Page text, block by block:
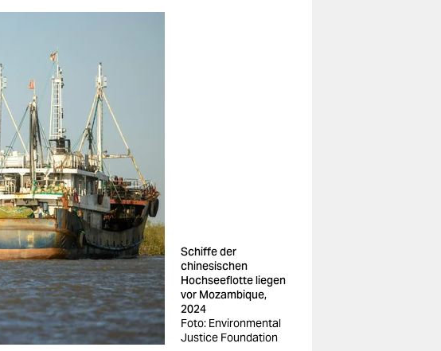
Schiffe der
chinesischen
Hochseeflotte liegen
vor Mozambique,
2024
Foto: Environmental
Justice Foundation